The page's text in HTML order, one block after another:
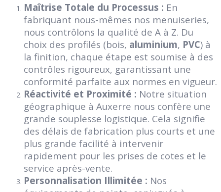
Maîtrise Totale du Processus : En
fabriquant nous-mêmes nos menuiseries,
nous contrôlons la qualité de A à Z. Du
choix des profilés (bois, aluminium, PVC) à
la finition, chaque étape est soumise à des
contrôles rigoureux, garantissant une
conformité parfaite aux normes en vigueur.
Réactivité et Proximité : Notre situation
géographique à Auxerre nous confère une
grande souplesse logistique. Cela signifie
des délais de fabrication plus courts et une
plus grande facilité à intervenir
rapidement pour les prises de cotes et le
service après-vente.
Personnalisation Illimitée : Nos